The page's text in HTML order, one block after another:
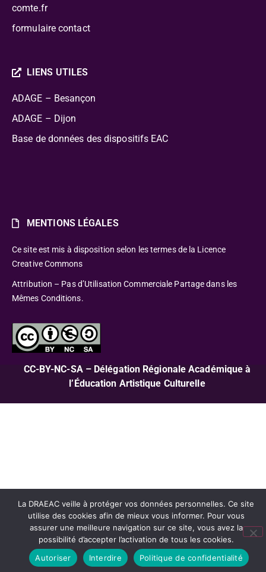
comte.fr
formulaire contact
LIENS UTILES
ADAGE – Besançon
ADAGE – Dijon
Base de données des dispositifs EAC
MENTIONS LÉGALES
Ce site est mis à disposition selon les termes de la Licence
Creative Commons
Attribution – Pas d’Utilisation Commerciale Partage dans les
Mêmes Conditions.
CC-BY-NC-SA – Délégation Régionale Académique à
l’Éducation Artistique Culturelle
La DRAEAC veille à protéger vos données personnelles. Ce site
utilise des cookies afin de mieux vous informer. Pour vous
assurer une meilleure navigation sur ce site, vous avez la
possibilité d’accepter l’activation de tous les cookies.
Autoriser
Interdire Politique de confidentialité